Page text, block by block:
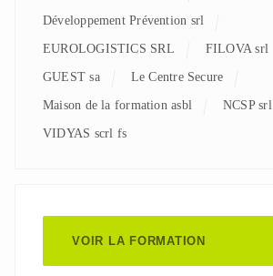
Développement Prévention srl
EUROLOGISTICS SRL FILOVA srl
GUEST sa Le Centre Secure
Maison de la formation asbl NCSP srl
VIDYAS scrl fs
VOIR LA FORMATION